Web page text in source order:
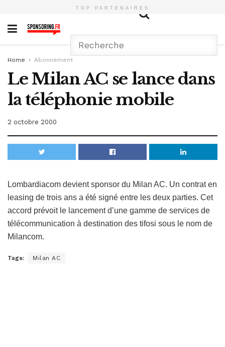
TOP PARTENAIRES
Home Abonnement
Le Milan AC se lance dans
la téléphonie mobile
2 octobre 2000
Lombardiacom devient sponsor du Milan AC. Un contrat en
leasing de trois ans a été signé entre les deux parties. Cet
accord prévoit le lancement d’une gamme de services de
télécommunication à destination des tifosi sous le nom de
Milancom.
Tags: Milan AC